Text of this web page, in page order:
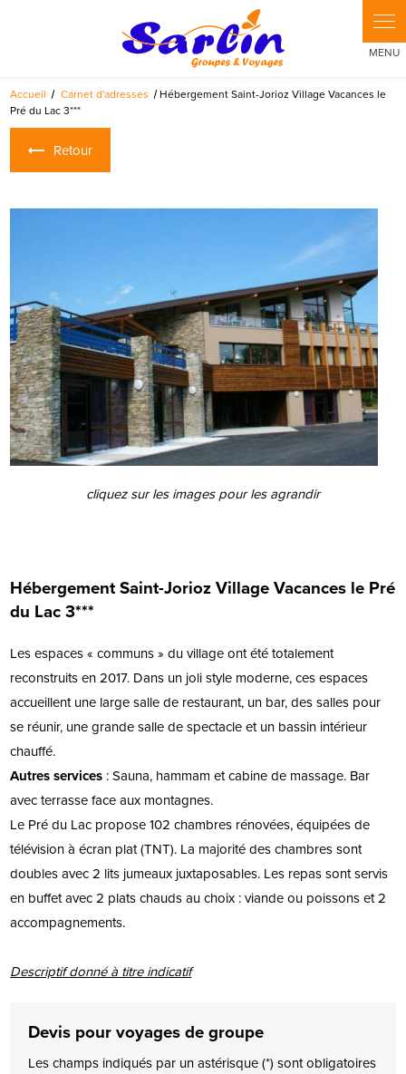
Accueil Carnet d'adresses
Hébergement Saint-Jorioz Village Vacances le
Pré du Lac 3***
Retour
cliquez sur les images pour les agrandir
Hébergement Saint-Jorioz Village Vacances le Pré
du Lac 3***
Les espaces « communs » du village ont été totalement
reconstruits en 2017. Dans un joli style moderne, ces espaces
accueillent une large salle de restaurant, un bar, des salles pour
se réunir, une grande salle de spectacle et un bassin intérieur
chauffé.
Autres services : Sauna, hammam et cabine de massage. Bar
avec terrasse face aux montagnes.
Le Pré du Lac propose 102 chambres rénovées, équipées de
télévision à écran plat (TNT). La majorité des chambres sont
doubles avec 2 lits jumeaux juxtaposables. Les repas sont servis
en buffet avec 2 plats chauds au choix : viande ou poissons et 2
accompagnements.
Descriptif donné à titre indicatif
Devis pour voyages de groupe
Les champs indiqués par un astérisque (*) sont obligatoires